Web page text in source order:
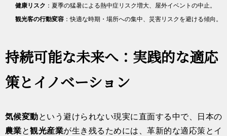
健康リスク ：夏季の猛暑による熱中症リスク増大、屋外イベントの中止。
観光客の行動変容 ：快適な時期・場所への集中、災害リスクを避ける傾向。
持続可能な未来へ：実践的な適応
策とイノベーション
気候変動という避けられない現実に直面する中で、日本の
農業と観光産業が生き残るためには、革新的な適応策とイ